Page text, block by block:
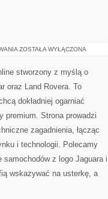
MARKI
LUKSUSOWE
ZOSTAŁA WYŁĄCZONA
stworzony z myślą o
oraz Land Rovera. To
dokładniej ogarniać
premium. Strona prowadzi
zagadnienia, łącząc
i technologii. Polecamy
z logo Jaguara i
wskazywać na usterkę, a